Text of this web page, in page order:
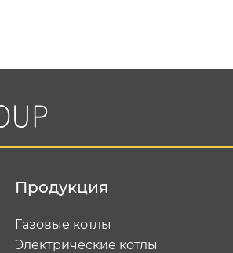
Продукция
Газовые котлы
Электрические котлы